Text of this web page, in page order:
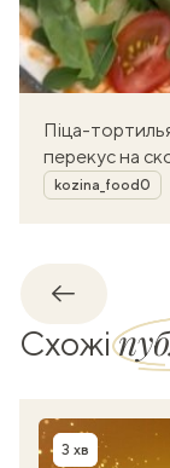
Піца-
перекус на
Автор
kozina_food0
Назад
Схожі
Час
3 хв